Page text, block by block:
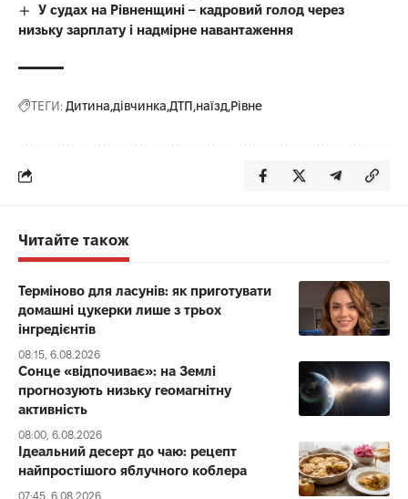
У судах на Рівненщині – кадровий голод через
низьку зарплату і надмірне навантаження
ТЕГИ: Дитина дівчинка ДТП наїзд Рівне
Читайте також
Терміново для ласунів: як приготувати
домашні цукерки лише з трьох
інгредієнтів
08:15, 6.08.2026
Сонце «відпочиває»: на Землі
прогнозують низьку геомагнітну
активність
08:00, 6.08.2026
Ідеальний десерт до чаю: рецепт
найпростішого яблучного коблера
07:45, 6.08.2026